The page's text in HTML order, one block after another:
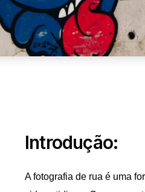
Introdução:
A fotografia de rua é uma